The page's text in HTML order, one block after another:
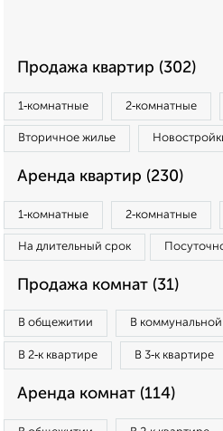
Продажа квартир (302)
1‑комнатные 2‑комнатные
Вторичное жилье
Аренда квартир (230)
1‑комнатные 2‑комнатные
На длительный срок
Продажа комнат (31)
В общежитии В
В 2‑к квартире В 3‑к квартире
Аренда комнат (114)